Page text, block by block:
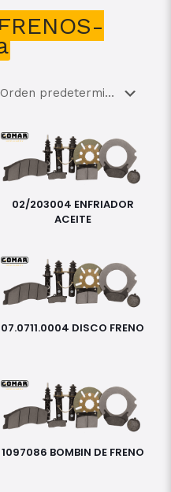
02/203004 ENFRIADOR
ACEITE
07.0711.0004 DISCO FRENO
1097086 BOMBIN DE FRENO